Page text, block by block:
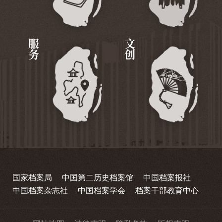
服务 文创
国家档案局 中国第二历史档案馆
中国档案报社
中国档案杂志社
中国档案学会 档案干部教育中心